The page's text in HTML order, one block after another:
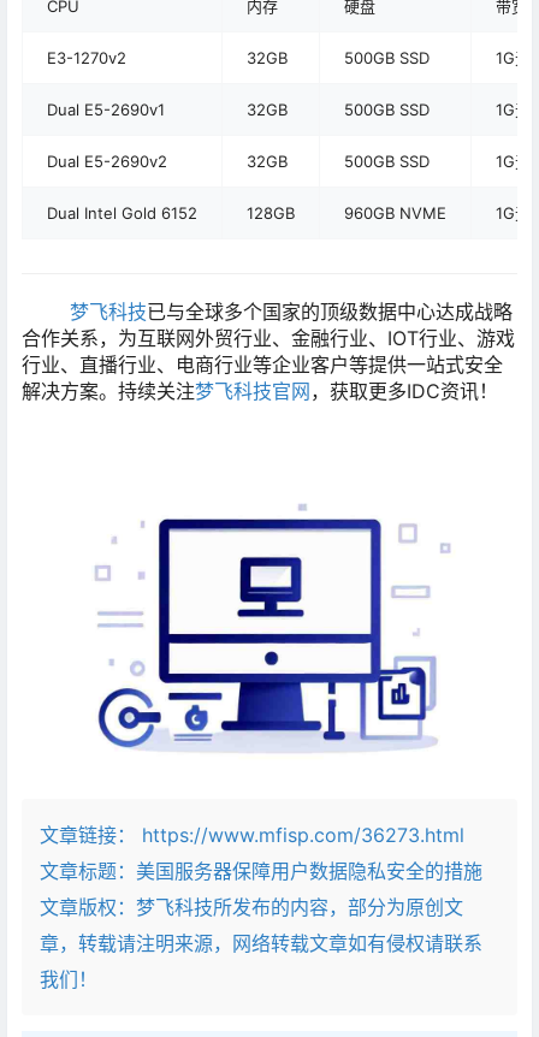
CPU 内存 硬盘 带宽
E3-1270v2 32GB 500GB SSD 1G无
Dual E5-2690v1 32GB 500GB SSD 1G无
Dual E5-2690v2 32GB 500GB SSD 1G无
Dual Intel Gold 6152 128GB 960GB NVME 1G无
梦飞科技已与全球多个国家的顶级数据中心达成战略
合作关系，为互联网外贸行业、金融行业、IOT行业、游戏
行业、直播行业、电商行业等企业客户等提供一站式安全
解决方案。持续关注梦飞科技官网，获取更多IDC资讯！
文章链接：
https://www.mfisp.com/36273.html
文章标题： 美国服务器保障用户数据隐私安全的措施
文章版权：梦飞科技所发布的内容，部分为原创文
章，转载请注明来源，网络转载文章如有侵权请联系
我们！